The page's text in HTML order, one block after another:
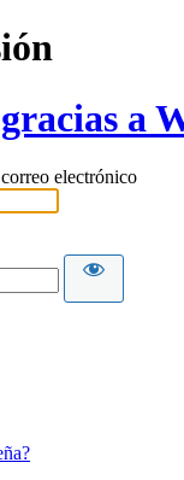
a
electrónico